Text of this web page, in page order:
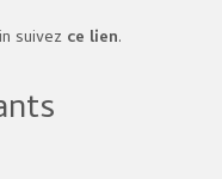
suivez ce lien.